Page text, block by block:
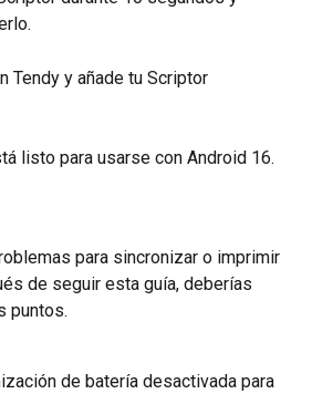
Tendy y añade tu Scriptor
listo para usarse con Android 16.
para sincronizar o imprimir
de seguir esta guía, deberías
puntos.
de batería desactivada para